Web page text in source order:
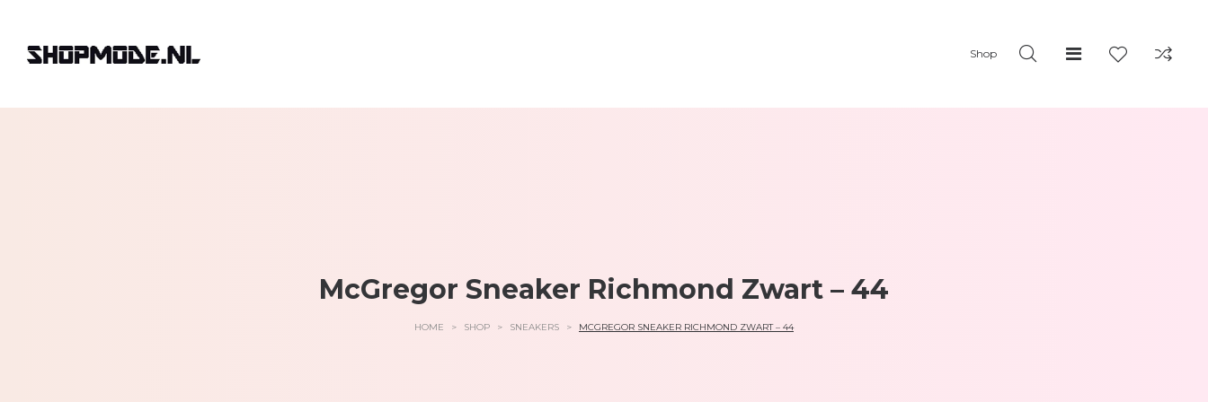
Shop
McGregor Sneaker Richmond Zwart – 44
HOME > SHOP > SNEAKERS > MCGREGOR SNEAKER RICHMOND ZWART – 44